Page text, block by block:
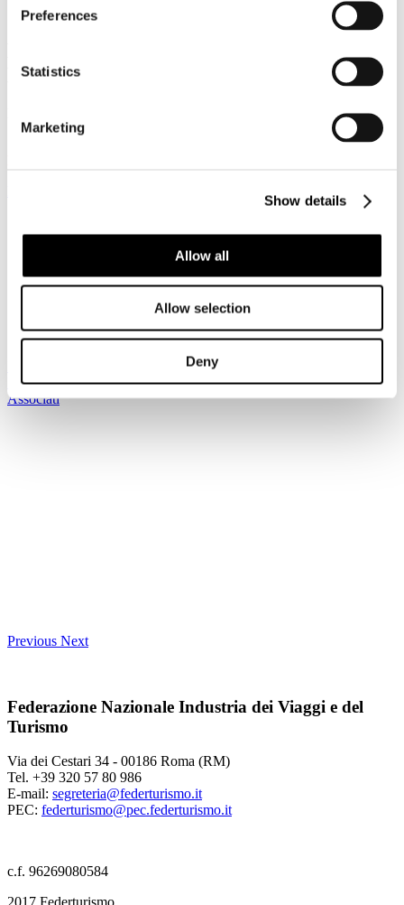
Preferences
Statistics
Marketing
Show details
Allow all
Allow selection
Deny
Circolare Prot. n. C/30 - Presentazione
Decreto Rilancio
Pubblicato: 15 Maggio 2020
Home
Circolari
norme turismo Decreto Rilancio
Risparmia con le nostre convenzioni
Associati
Previous Next
Federazione Nazionale Industria dei Viaggi e del
Turismo
Via dei Cestari 34 - 00186 Roma (RM)
Tel. +39 320 57 80 986
E-mail: segreteria@federturismo.it
PEC: federturismo@pec.federturismo.it
c.f. 96269080584